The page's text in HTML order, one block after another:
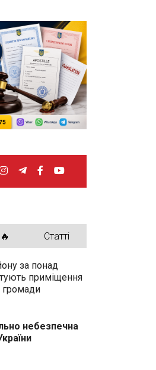
Статті
за понад
приміщення
громади
небезпечна